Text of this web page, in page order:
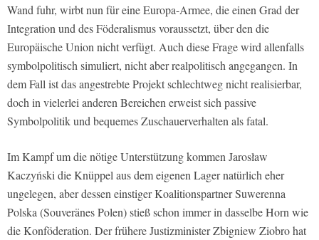
Wand fuhr, wirbt nun für eine Europa-Armee, die einen Grad der
Integration und des Föderalismus voraussetzt, über den die
Europäische Union nicht verfügt. Auch diese Frage wird allenfalls
symbolpolitisch simuliert, nicht aber realpolitisch angegangen. In
dem Fall ist das angestrebte Projekt schlechtweg nicht realisierbar,
doch in vielerlei anderen Bereichen erweist sich passive
Symbolpolitik und bequemes Zuschauerverhalten als fatal.
Im Kampf um die nötige Unterstützung kommen Jarosław
Kaczyński die Knüppel aus dem eigenen Lager natürlich eher
ungelegen, aber dessen einstiger Koalitionspartner Suwerenna
Polska (Souveränes Polen) stieß schon immer in dasselbe Horn wie
die Konföderation. Der frühere Justizminister Zbigniew Ziobro hat